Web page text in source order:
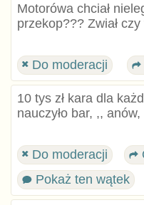
Motorówa chciał
przekop??? Zwiał
Do moderacji
10 tys zł kara dla
nauczyło bar, ,, anów,
Do moderacji
Pokaż ten wątek